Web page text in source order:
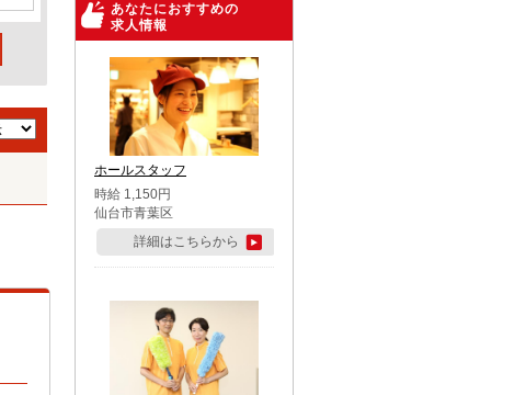
あなたにおすすめの
求人情報
ホールスタッフ
時給 1,150円
仙台市青葉区
詳細はこちらから